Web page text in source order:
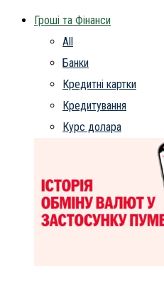
Гроші та Фінанси
All
Банки
Кредитні картки
Кредитування
Курс долара